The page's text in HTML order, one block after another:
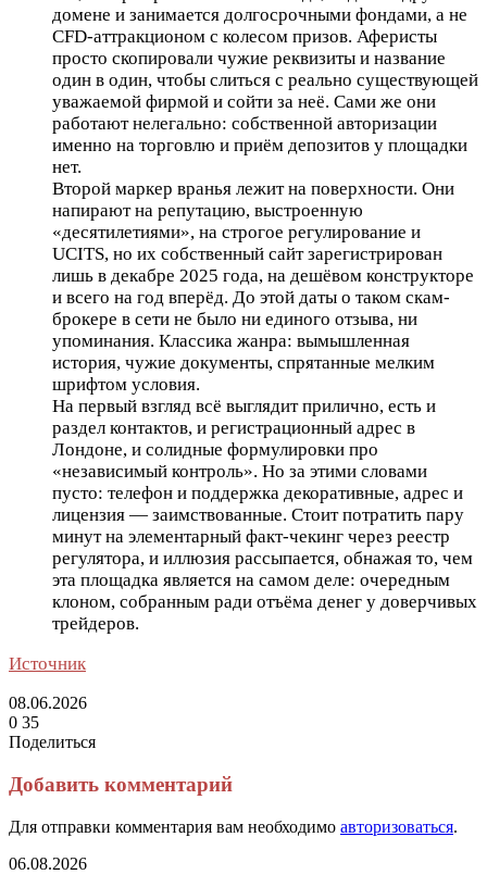
домене и занимается долгосрочными фондами, а не
CFD-аттракционом с колесом призов. Аферисты
просто скопировали чужие реквизиты и название
один в один, чтобы слиться с реально существующей
уважаемой фирмой и сойти за неё. Сами же они
работают нелегально: собственной авторизации
именно на торговлю и приём депозитов у площадки
нет.
Второй маркер вранья лежит на поверхности. Они
напирают на репутацию, выстроенную
«десятилетиями», на строгое регулирование и
UCITS, но их собственный сайт зарегистрирован
лишь в декабре 2025 года, на дешёвом конструкторе
и всего на год вперёд. До этой даты о таком скам-
брокере в сети не было ни единого отзыва, ни
упоминания. Классика жанра: вымышленная
история, чужие документы, спрятанные мелким
шрифтом условия.
На первый взгляд всё выглядит прилично, есть и
раздел контактов, и регистрационный адрес в
Лондоне, и солидные формулировки про
«независимый контроль». Но за этими словами
пусто: телефон и поддержка декоративные, адрес и
лицензия — заимствованные. Стоит потратить пару
минут на элементарный факт-чекинг через реестр
регулятора, и иллюзия рассыпается, обнажая то, чем
эта площадка является на самом деле: очередным
клоном, собранным ради отъёма денег у доверчивых
трейдеров.
Источник
08.06.2026
0 35
Поделиться
через
электронную
почту
Добавить комментарий
Для отправки комментария вам необходимо авторизоваться.
ElevateSphere
06.08.2026